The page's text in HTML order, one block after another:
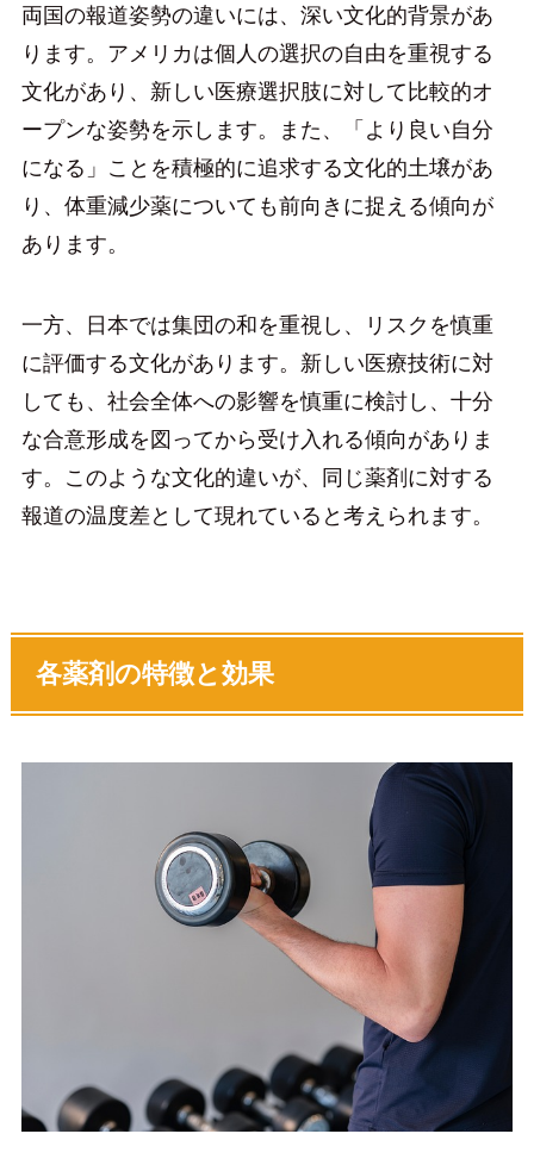
両国の報道姿勢の違いには、深い文化的背景があ
ります。アメリカは個人の選択の自由を重視する
文化があり、新しい医療選択肢に対して比較的オ
ープンな姿勢を示します。また、「より良い自分
になる」ことを積極的に追求する文化的土壌があ
り、体重減少薬についても前向きに捉える傾向が
あります。
一方、日本では集団の和を重視し、リスクを慎重
に評価する文化があります。新しい医療技術に対
しても、社会全体への影響を慎重に検討し、十分
な合意形成を図ってから受け入れる傾向がありま
す。このような文化的違いが、同じ薬剤に対する
報道の温度差として現れていると考えられます。
各薬剤の特徴と効果